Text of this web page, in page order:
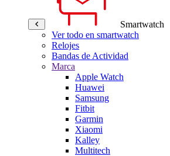
Smartwatch
Ver todo en smartwatch
Relojes
Bandas de Actividad
Marca
Apple Watch
Huawei
Samsung
Fitbit
Garmin
Xiaomi
Kalley
Multitech